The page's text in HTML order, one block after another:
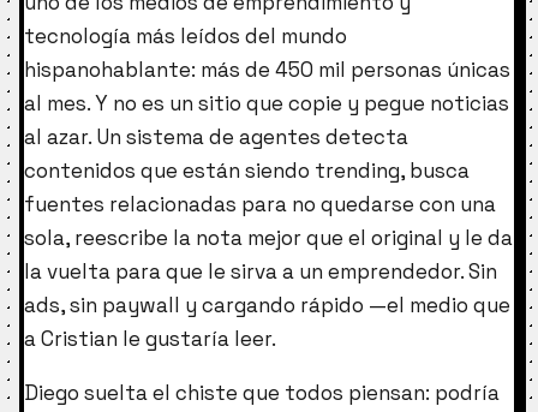
tecnología más leídos del mundo
hispanohablante: más de 450 mil personas únicas
al mes. Y no es un sitio que copie y pegue noticias
al azar. Un sistema de agentes detecta
contenidos que están siendo trending, busca
fuentes relacionadas para no quedarse con una
sola, reescribe la nota mejor que el original y le da
la vuelta para que le sirva a un emprendedor. Sin
ads, sin paywall y cargando rápido —el medio que
a Cristian le gustaría leer.
Diego suelta el chiste que todos piensan: podría